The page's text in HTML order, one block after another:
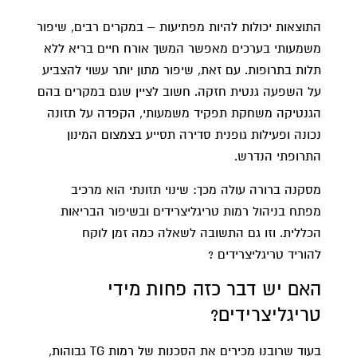
התוצאות יכולות להיות מפתיעות – במקרים רבים, שיפור
משמעותי בערכים מאפשר המשך אורח חיים בריא ללא
תלות בתרופות. עם זאת, שיפור מתון יותר עשוי להצביע
על השפעה גנטית חזקה. חשוב לציין שגם במקרים בהם
הגנטיקה משחקת תפקיד משמעותי, הקפדה על תזונה
נכונה ופעילות גופנית סדירה תסייע בצמצום המינון
התרופתי הנדרש.
מסקנה ברורה עולה מכך: שינוי תזונתי הוא מרכיב
מפתח בניהול רמות טריגליצרידים ובשיפור הבריאות
הכללית. וזו גם התשובה לשאלה כמה זמן לוקח
להוריד טריגליצרידים ?
האם יש דבר כזה פחות מידי
טריגליצרידים?
בעוד שרובנו מכירים את הסכנות של רמות TG גבוהות,